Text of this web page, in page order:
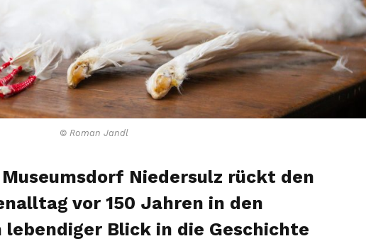
© Roman Jandl
Niedersulz rückt den
vor 150 Jahren in den
Blick in die Geschichte